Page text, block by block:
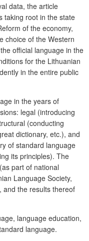
data, the article
taking root in the state
of the economy,
choice of the Western
official language in the
for the Lithuanian
in the entire public
in the years of
legal (introducing
(conducting
dictionary, etc.), and
of standard language
its principles). The
part of national
Language Society,
and the results thereof
language education,
language.